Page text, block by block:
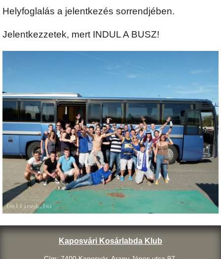
Helyfoglalás a jelentkezés sorrendjében.
Jelentkezzetek, mert INDUL A BUSZ!
Kaposvári Kosárlabda Klub